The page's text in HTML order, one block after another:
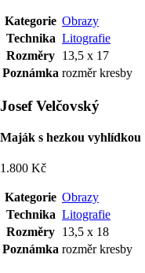
Kategorie Obrazy
Technika Litografie
Rozměry 13,5 x 17
Poznámka rozměr kresby
Josef Velčovský
Maják s hezkou vyhlídkou
1.800 Kč
Kategorie Obrazy
Technika Litografie
Rozměry 13,5 x 18
Poznámka rozměr kresby